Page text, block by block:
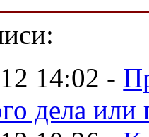
14:02 -
дела или